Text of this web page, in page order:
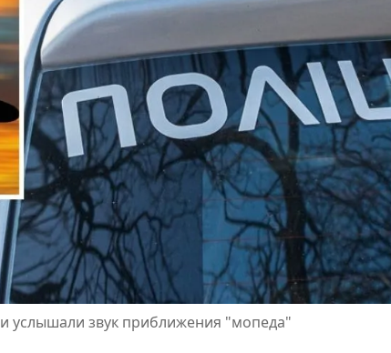
услышали звук приближения "мопеда"